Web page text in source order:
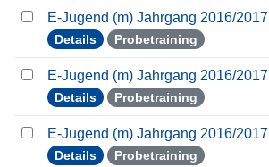
E-Jugend (m) Jahrgang 2016/2017
Details Probetraining
E-Jugend (m) Jahrgang 2016/2017
Details Probetraining
E-Jugend (m) Jahrgang 2016/2017
Details Probetraining